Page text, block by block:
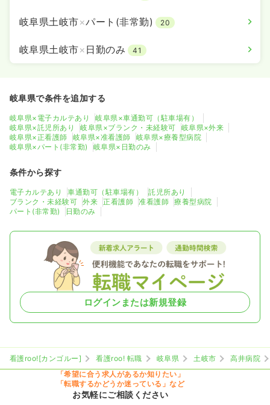
岐阜県土岐市×パート(非常勤) 20
岐阜県土岐市× 日勤のみ 41
岐阜県で条件を追加する
岐阜県×電子カルテあり
岐阜県×車通勤可（駐車場有）
岐阜県×託児所あり
岐阜県×ブランク・未経験可
岐阜県×外来
岐阜県×正看護師
岐阜県×准看護師
岐阜県×療養型病院
岐阜県×パート(非常勤)
岐阜県×日勤のみ
条件から探す
電子カルテあり 車通勤可（駐車場有）
託児所あり
ブランク・未経験可
外来 正看護師 准看護師
療養型病院
パート(非常勤)
日勤のみ
ログインまたは新規登録
看護roo![カンゴルー] 看護roo! 転職 岐阜県 土岐市
高井病院
「希望に合う求人があるか知りたい」
「転職するかどうか迷っている」など
お気軽にご相談ください